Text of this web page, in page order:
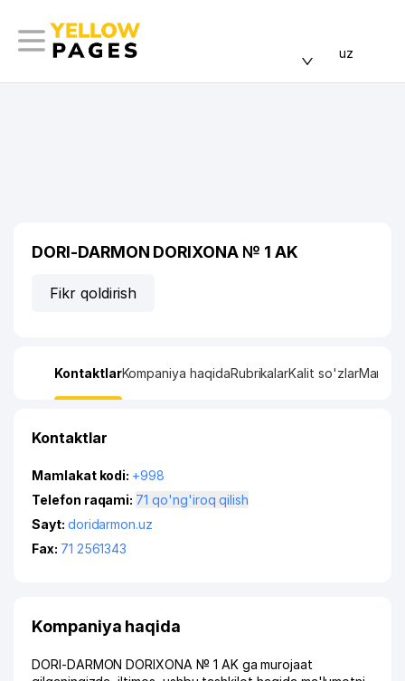
uz
DORI-DARMON DORIXONA № 1 AK
Fikr qoldirish
KontaktlarKompaniya haqidaRubrikalarKalit so'zlarManzil
Kontaktlar
Mamlakat kodi: +998
Telefon raqami:
71 qo'ng'iroq qilish
Sayt: doridarmon.uz
Fax: 71 2561343
Kompaniya haqida
DORI-DARMON DORIXONA № 1 AK ga murojaat